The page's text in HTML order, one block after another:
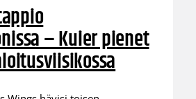
– Kuier pienet